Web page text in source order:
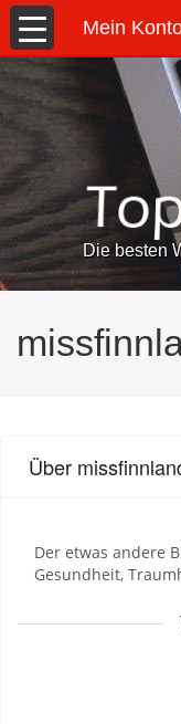
Mein
Die besten
Über
Der etwas andere
Gesundheit,